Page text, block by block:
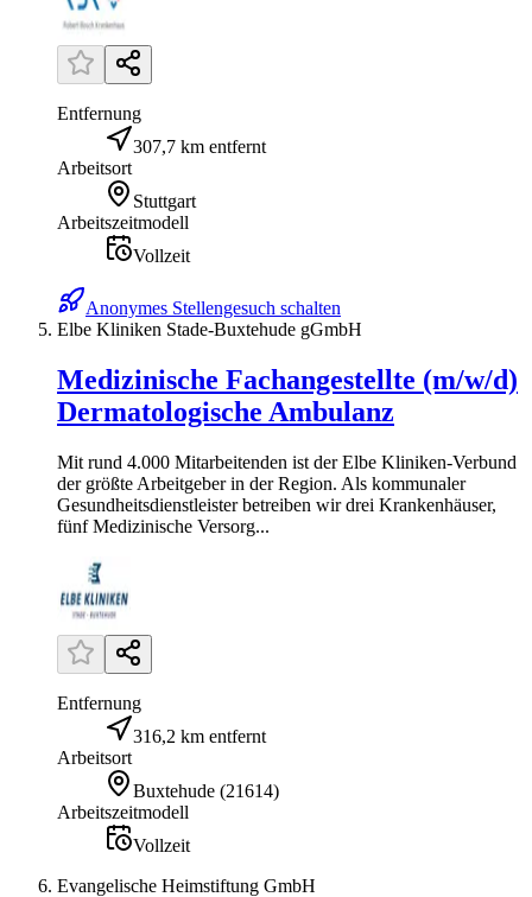
Entfernung
307,7 km entfernt
Arbeitsort
Stuttgart
Arbeitszeitmodell
Vollzeit
Anonymes Stellengesuch schalten
Elbe Kliniken Stade-Buxtehude gGmbH
Medizinische Fachangestellte (m/w/d)
Dermatologische Ambulanz
Mit rund 4.000 Mitarbeitenden ist der Elbe Kliniken-Verbund
der größte Arbeitgeber in der Region. Als kommunaler
Gesundheitsdienstleister betreiben wir drei Krankenhäuser,
fünf Medizinische Versorg...
Entfernung
316,2 km entfernt
Arbeitsort
Buxtehude (21614)
Arbeitszeitmodell
Vollzeit
Evangelische Heimstiftung GmbH